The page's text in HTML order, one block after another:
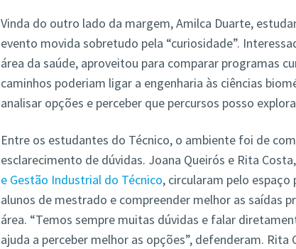
Vinda do outro lado da margem, Amilca Duarte,
evento movida sobretudo pela “curiosidade”.
área da saúde, aproveitou para comparar programas
caminhos poderiam ligar a engenharia às ciências
analisar opções e perceber que percursos posso
Entre os estudantes do Técnico, o ambiente foi de
esclarecimento de dúvidas. Joana Queirós e Rita
e Gestão Industrial do Técnico, circularam pelo espaço
alunos de mestrado e compreender melhor as saídas
área. “Temos sempre muitas dúvidas e falar
ajuda a perceber melhor as opções”, defenderam.